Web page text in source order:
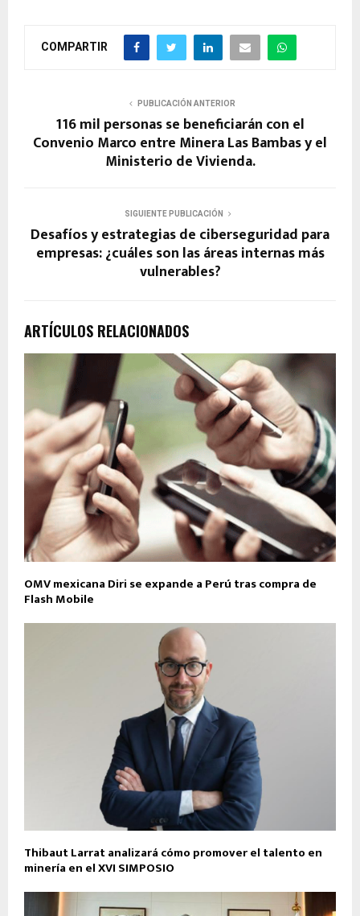
COMPARTIR
PUBLICACIÓN ANTERIOR
116 mil personas se beneficiarán con el
Convenio Marco entre Minera Las Bambas y el
Ministerio de Vivienda.
SIGUIENTE PUBLICACIÓN
Desafíos y estrategias de ciberseguridad para
empresas: ¿cuáles son las áreas internas más
vulnerables?
ARTÍCULOS RELACIONADOS
OMV mexicana Diri se expande a Perú tras compra de
Flash Mobile
Thibaut Larrat analizará cómo promover el talento en
minería en el XVI SIMPOSIO